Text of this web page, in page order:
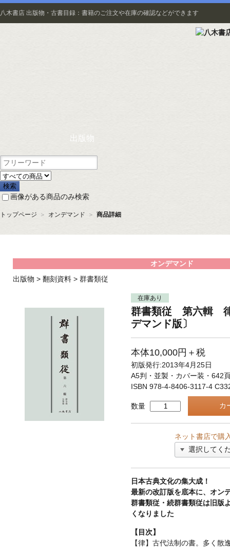
八木書店 出版物・古書目録：書籍のご注文や在庫の確認などができます
出版物
画像がある商品のみ検索
トップページ ＞ オンデマンド ＞ 商品詳細
オンデマンド
出版物 > 翻刻資料 > 群書類従
在庫あり
群書類従 第六輯
デマンド版〕
本体10,000円＋税
初版発行:2013年4月25日
A5判・並製・カバー装・642
ISBN 978-4-8406-3117-4
数量
ネット書店で購
日本古典文化の集大成！
最新の改訂版を底本に、オン
群書類従・続群書類従は旧版
くなりました
【目次】
【律】古代法制の書。多く散